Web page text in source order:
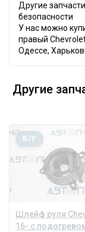
Другие
безопасности
У нас можно
правый
Одессе,
Другие
Шлейф руля
16- с
Б/У